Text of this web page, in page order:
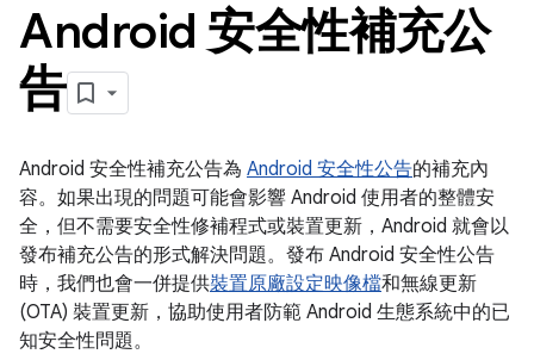
Android 安全性補充公
告
Android 安全性補充公告為 Android 安全性公告的補充內
容。如果出現的問題可能會影響 Android 使用者的整體安
全，但不需要安全性修補程式或裝置更新，Android 就會以
發布補充公告的形式解決問題。發布 Android 安全性公告
時，我們也會一併提供裝置原廠設定映像檔和無線更新
(OTA) 裝置更新，協助使用者防範 Android 生態系統中的已
知安全性問題。